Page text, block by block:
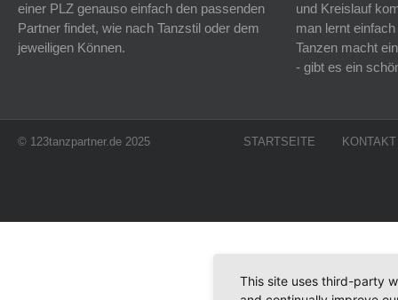
einer PLZ genauso einfach den passenden
Partner findet, wie nach Tanzstil oder dem
jeweiligen Können.
und Kreislauf
man lernt
Tanzen macht
- gibt es ein
© 123tanzpartner.de 2025 STARTSEITE
This site uses third-party